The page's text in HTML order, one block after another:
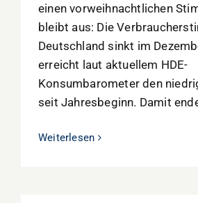
einen vorweihnachtlichen
bleibt aus: Die
Deutschland sinkt im
erreicht laut aktuellem HDE-
Konsumbarometer den
seit Jahresbeginn. Damit
Weiterlesen